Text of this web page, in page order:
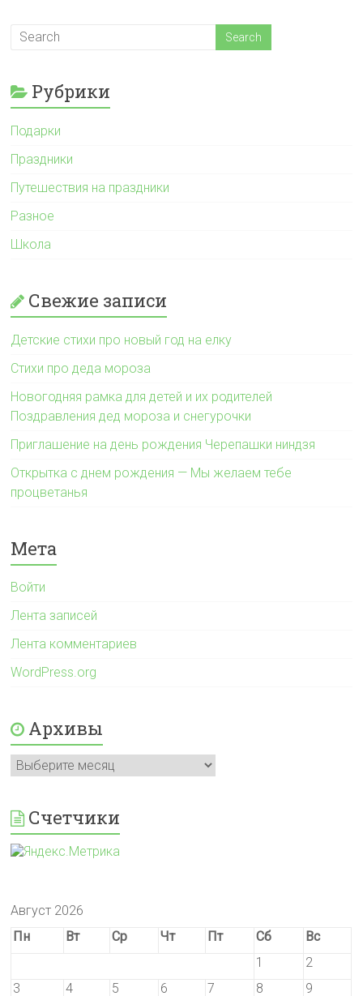
Рубрики
Подарки
Праздники
Путешествия на праздники
Разное
Школа
Свежие записи
Детские стихи про новый год на елку
Стихи про деда мороза
Новогодняя рамка для детей и их родителей
Поздравления дед мороза и снегурочки
Приглашение на день рождения Черепашки ниндзя
Открытка с днем рождения — Мы желаем тебе
процветанья
Мета
Войти
Лента записей
Лента комментариев
WordPress.org
Архивы
Архивы
Счетчики
Август 2026
Пн
Вт Ср Чт Пт Сб
Вс
1
2
3
4 5 6 7 8 9